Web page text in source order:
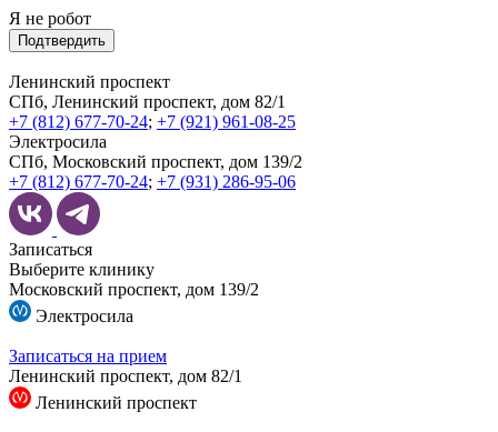
Я не робот
Подтвердить
Ленинский проспект
СПб, Ленинский проспект, дом 82/1
+7 (812) 677-70-24; +7 (921) 961-08-25
Электросила
СПб, Московский проспект, дом 139/2
+7 (812) 677-70-24; +7 (931) 286-95-06
Записаться
Выберите клинику
Московский проспект, дом 139/2
Электросила
Записаться на прием
Ленинский проспект, дом 82/1
Ленинский проспект